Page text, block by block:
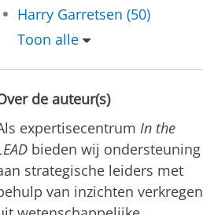
Harry Garretsen (50)
Toon alle
de auteur(s)
expertisecentrumIn the
bieden wij ondersteuning
strategische leiders met
van inzichten verkregen